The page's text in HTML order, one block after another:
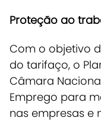
Proteção ao
Com o objetivo
do tarifaço, o
Câmara
Emprego para
nas empresas e